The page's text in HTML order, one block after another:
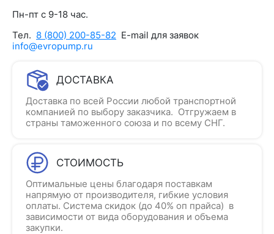
Пн-пт с 9-18 час.
Тел. 8 (800) 200-85-82 E-mail для заявок
info@evropump.ru
ДОСТАВКА
Доставка по всей России любой транспортной
компанией по выбору заказчика. Отгружаем в
страны таможенного союза и по всему СНГ.
СТОИМОСТЬ
Оптимальные цены благодаря поставкам
напрямую от производителя, гибкие условия
оплаты. Система скидок (до 40% оп прайса) в
зависимости от вида оборудования и объема
закупки.